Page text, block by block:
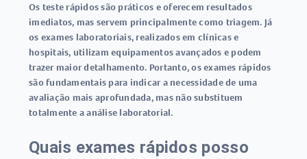
Os teste rápidossão práticos e oferecem resultados
imediatos, mas servem principalmente como triagem. Já
os exames laboratoriais, realizados em clínicas e
hospitais, utilizam equipamentos avançados e podem
trazer maior detalhamento. Portanto, os exames rápidos
são fundamentais para indicar a necessidade de uma
avaliação mais aprofundada, mas não substituem
totalmente a análise laboratorial.
Quais exames rápidos posso